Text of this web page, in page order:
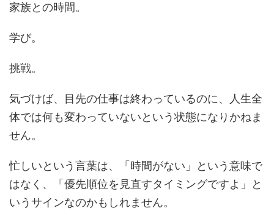
家族との時間。
学び。
挑戦。
気づけば、目先の仕事は終わっているのに、人生全
体では何も変わっていないという状態になりかねま
せん。
忙しいという言葉は、「時間がない」という意味で
はなく、「優先順位を見直すタイミングですよ」と
いうサインなのかもしれません。